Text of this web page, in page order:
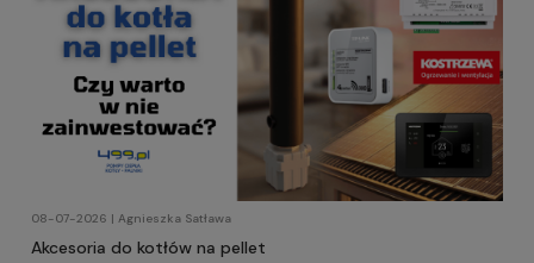
08-07-2026 | Agnieszka Satława
Akcesoria do kotłów na pellet